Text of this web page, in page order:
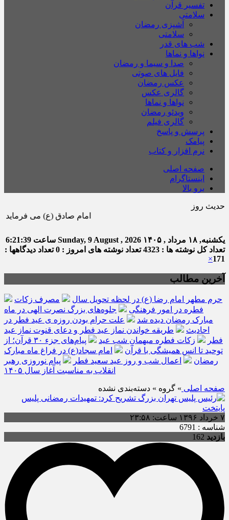
تفسیر قرآن
سلامتی
آشپزی رمضان
سلامتی
شب های قدر
نواها و نماها
صدا و سیما و رمضان
فایل های صوتی
عکس رمضان
گالری عکس
نواها و نماها
ویدئو رمضان
گالری فیلم
پرسش و پاسخ
پیامک
نرم افزار و کتاب
صفحه اصلی
اینستاگرام
برو بالا
حدیث روز
امام صادق (ع) می فرماید : هر كس در
یکشنبه, ۱۸ مرداد , ۱۴۰۵ Sunday, 9 August , 2026 ساعت 6:21:40
تعداد کل نوشته ها : 4323
تعداد نوشته های امروز : 0
تعداد دیدگاهها :
171
×
آخرین مطالب
حرم مطهر امام رضا (ع) در لحظه تحویل سال
مصرف زکات
فطره در امور فرهنگی
جلوه‌های بزرگ نصرت الهی در ماه
مبارک رمضان دیده شد
علت حرام بودن روزه ی عید فطر در
احادیث
طریقه خواندن نماز عید فطر و دعای قنوت نماز عید
فطر
زکات فطره میهمانِ شب عید
پیام‌های جزء ۳۰ قرآن؛ از
توحید تا انس همیشگی با قرآن
امام سجاد(ع) در فراغ ماه مبارک
رمضان
اعمال شب و روز عید سعید فطر
پیام نوروزی رهبر
انقلاب به مناسبت آغاز سال ۱۴۰۵
صفحه اصلی » گروه » دسته‌بندی نشده
۷ خرداد ۱۳۹۶ ساعت: ۲۳:۵۸
شناسه : 6791
بازدید 162